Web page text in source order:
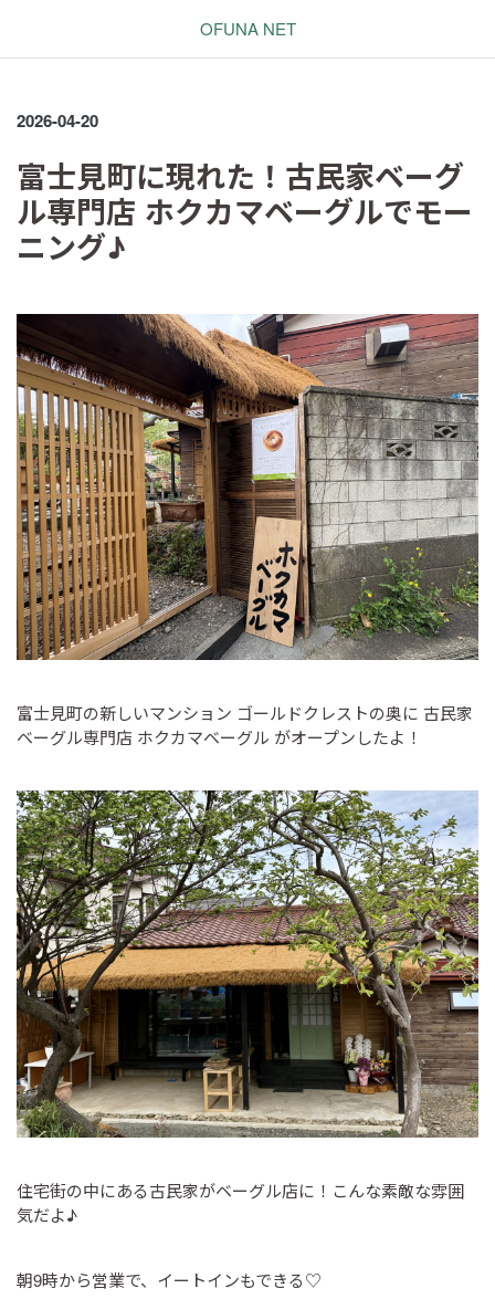
OFUNA NET
2026-04-20
富士見町に現れた！古民家ベーグ
ル専門店 ホクカマベーグルでモー
ニング♪
富士見町の新しいマンション ゴールドクレストの奥に 古民家
ベーグル専門店 ホクカマベーグル がオープンしたよ！
住宅街の中にある古民家がベーグル店に！こんな素敵な雰囲
気だよ♪
朝9時から営業で、イートインもできる♡